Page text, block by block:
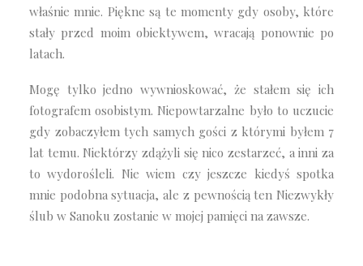
właśnie mnie. Piękne są te momenty gdy osoby, które
stały przed moim obiektywem, wracają ponownie po
latach.
Mogę tylko jedno wywnioskować, że stałem się ich
fotografem osobistym. Niepowtarzalne było to uczucie
gdy zobaczyłem tych samych gości z którymi byłem 7
lat temu. Niektórzy zdążyli się nico zestarzeć, a inni za
to wydorośleli. Nie wiem czy jeszcze kiedyś spotka
mnie podobna sytuacja, ale z pewnością ten Niezwykły
ślub w Sanoku zostanie w mojej pamięci na zawsze.